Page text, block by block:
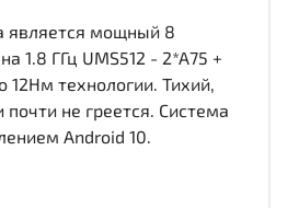
является мощный 8
1.8 ГГц UMS512 - 2*A75 +
12Нм технологии. Тихий,
не греется. Система
Android 10.